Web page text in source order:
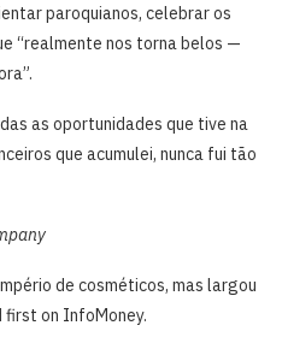
paroquianos, celebrar os
“realmente nos torna belos —
as oportunidades que tive na
que acumulei, nunca fui tão
de cosméticos, mas largou
on InfoMoney.